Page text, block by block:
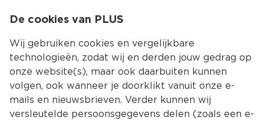
Kies jouw
De cookies van PLUS
Wij gebruiken cookies en vergelijkbare
technologieën, zodat wij en derden jouw gedrag op
onze website(s), maar ook daarbuiten kunnen
volgen, ook wanneer je doorklikt vanuit onze e-
mails en nieuwsbrieven. Verder kunnen wij
versleutelde persoonsgegevens delen (zoals een e-